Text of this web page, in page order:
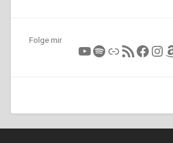
Folge mir
YouTube
Spotify
LinkRSS-Feed